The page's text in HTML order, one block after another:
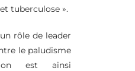
tuberculose ».
rôle de leader
le paludisme
est ainsi